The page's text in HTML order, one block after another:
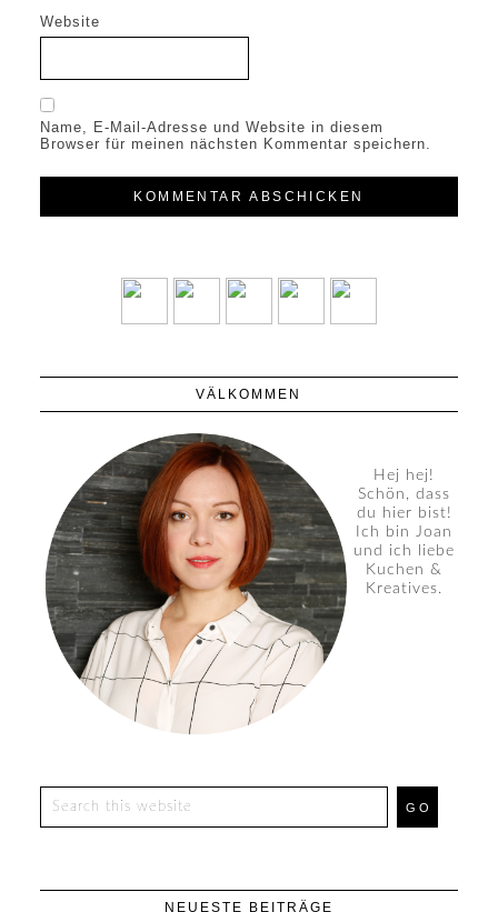
Website
Name, E-Mail-Adresse und Website in diesem
Browser für meinen nächsten Kommentar speichern.
VÄLKOMMEN
Hej hej!
Schön, dass
du hier bist!
Ich bin Joan
und ich liebe
Kuchen &
Kreatives.
NEUESTE BEITRÄGE